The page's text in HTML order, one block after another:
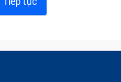
Lớp kính ngoài bị nứt
Nếu để lâu, các vết